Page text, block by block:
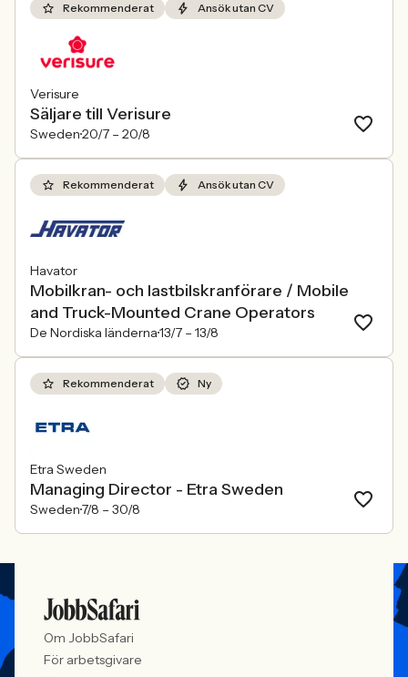
Rekommenderat Ansök utan CV
Verisure
Säljare till Verisure
Sweden20/7 – 20/8
Rekommenderat Ansök utan CV
Havator
Mobilkran- och lastbilskranförare / Mobile
and Truck-Mounted Crane Operators
De Nordiska länderna13/7 – 13/8
Rekommenderat Ny
Etra Sweden
Managing Director - Etra Sweden
Sweden7/8 – 30/8
Om JobbSafari
För arbetsgivare